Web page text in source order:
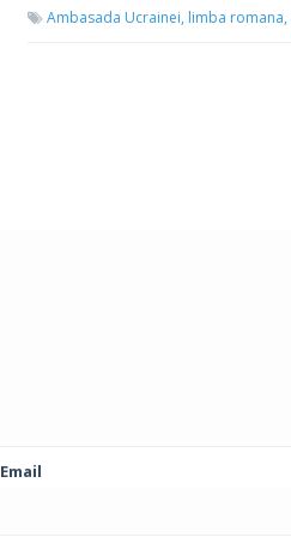
Ambasada Ucrainei, limba romana,
Email